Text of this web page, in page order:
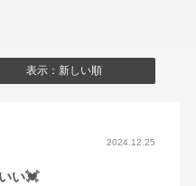
表示：新しい順
2024.12.25
い💓